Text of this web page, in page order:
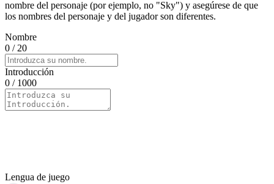
nombre del personaje (por ejemplo, no "Sky") y asegúrese de que
los nombres del personaje y del jugador son diferentes.
Nombre
0 / 20
Introducción
0 / 1000
Lengua de juego